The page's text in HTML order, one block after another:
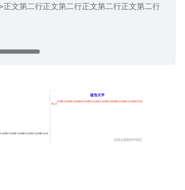
文第二行正文第二行正文第二行正文第二行正